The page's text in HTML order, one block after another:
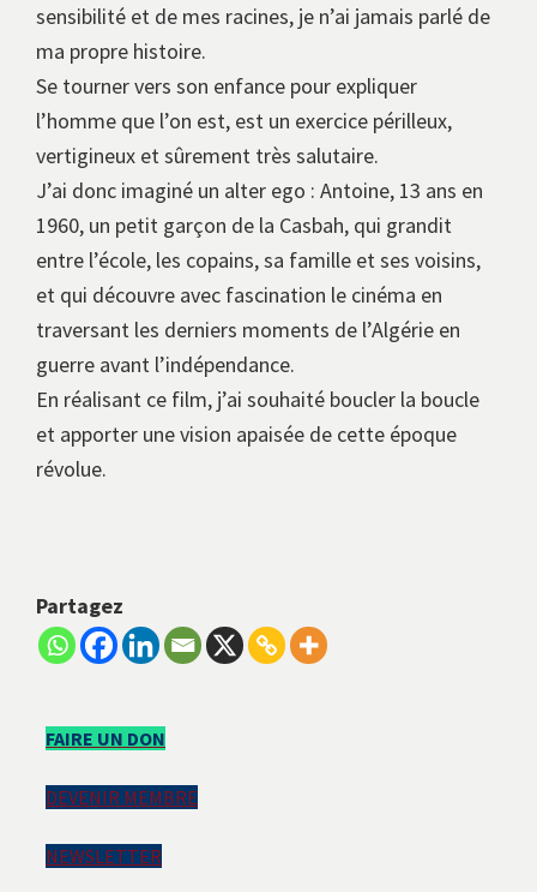
sensibilité et de mes racines, je n’ai jamais parlé de
ma propre histoire.
Se tourner vers son enfance pour expliquer
l’homme que l’on est, est un exercice périlleux,
vertigineux et sûrement très salutaire.
J’ai donc imaginé un alter ego : Antoine, 13 ans en
1960, un petit garçon de la Casbah, qui grandit
entre l’école, les copains, sa famille et ses voisins,
et qui découvre avec fascination le cinéma en
traversant les derniers moments de l’Algérie en
guerre avant l’indépendance.
En réalisant ce film, j’ai souhaité boucler la boucle
et apporter une vision apaisée de cette époque
révolue.
Partagez
Barre
principale
FAIRE UN DON
DEVENIR MEMBRE
NEWSLETTER